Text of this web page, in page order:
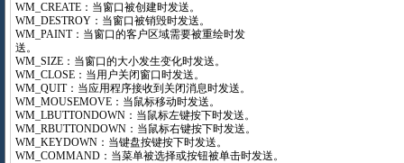
WM_CREATE：当窗口被创建时发送。
WM_DESTROY：当窗口被销毁时发送。
WM_PAINT：当窗口的客户区域需要被重绘时发
送。
WM_SIZE：当窗口的大小发生变化时发送。
WM_CLOSE：当用户关闭窗口时发送。
WM_QUIT：当应用程序接收到关闭消息时发送。
WM_MOUSEMOVE：当鼠标移动时发送。
WM_LBUTTONDOWN：当鼠标左键按下时发送。
WM_RBUTTONDOWN：当鼠标右键按下时发送。
WM_KEYDOWN：当键盘按键按下时发送。
WM_COMMAND：当菜单被选择或按钮被单击时发送。